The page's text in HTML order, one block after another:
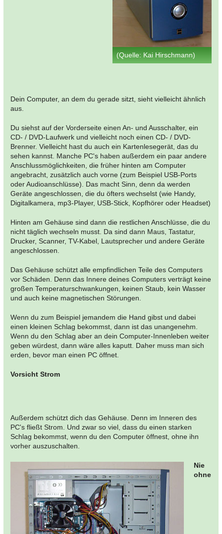
(Quelle: Kai Hirschmann)
Dein Computer, an dem du gerade sitzt, sieht vielleicht ähnlich
aus.
Du siehst auf der Vorderseite einen An- und Ausschalter, ein
CD- / DVD-Laufwerk und vielleicht noch einen CD- / DVD-
Brenner. Vielleicht hast du auch ein Kartenlesegerät, das du
sehen kannst. Manche PC's haben außerdem ein paar andere
Anschlussmöglichkeiten, die früher hinten am Computer
angebracht, zusätzlich auch vorne (zum Beispiel USB-Ports
oder Audioanschlüsse). Das macht Sinn, denn da werden
Geräte angeschlossen, die du öfters wechselst (wie Handy,
Digitalkamera, mp3-Player, USB-Stick, Kopfhörer oder Headset)
Hinten am Gehäuse sind dann die restlichen Anschlüsse, die du
nicht täglich wechseln musst. Da sind dann Maus, Tastatur,
Drucker, Scanner, TV-Kabel, Lautsprecher und andere Geräte
angeschlossen.
Das Gehäuse schützt alle empfindlichen Teile des Computers
vor Schäden. Denn das Innere deines Computers verträgt keine
großen Temperaturschwankungen, keinen Staub, kein Wasser
und auch keine magnetischen Störungen.
Wenn du zum Beispiel jemandem die Hand gibst und dabei
einen kleinen Schlag bekommst, dann ist das unangenehm.
Wenn du den Schlag aber an dein Computer-Innenleben weiter
geben würdest, dann wäre alles kaputt. Daher muss man sich
erden, bevor man einen PC öffnet.
Vorsicht Strom
Außerdem schützt dich das Gehäuse. Denn im Inneren des
PC's fließt Strom. Und zwar so viel, dass du einen starken
Schlag bekommst, wenn du den Computer öffnest, ohne ihn
vorher auszuschalten.
Nie
ohne